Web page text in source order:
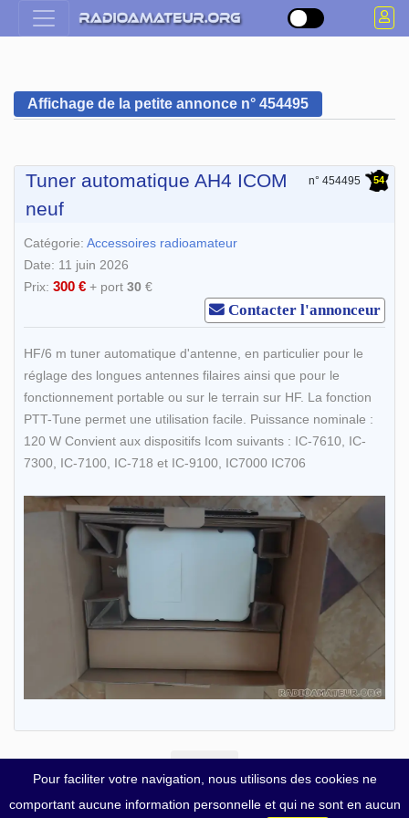
Pour faciliter votre navigation, nous utilisons des cookies ne
comportant aucune information personnelle et qui ne sont en aucun
Affichage de la petite annonce n° 454495
Tuner automatique AH4 ICOM
neuf
n° 454495 54
Catégorie: Accessoires radioamateur
Date: 11 juin 2026
Prix: 300 € + port 30€
Contacter l'annonceur
HF/6 m tuner automatique d'antenne, en particulier pour le
réglage des longues antennes filaires ainsi que pour le
fonctionnement portable ou sur le terrain sur HF. La fonction
PTT-Tune permet une utilisation facile. Puissance nominale :
120 W Convient aux dispositifs Icom suivants : IC-7610, IC-
7300, IC-7100, IC-718 et IC-9100, IC7000 IC706